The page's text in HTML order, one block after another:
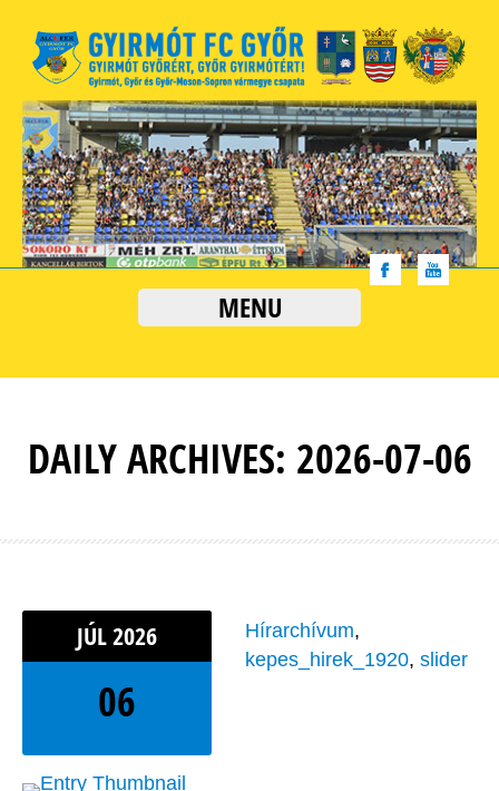
MENU
DAILY ARCHIVES: 2026-07-06
JÚL2026
06
Hírarchívum,
kepes_hirek_1920, slider